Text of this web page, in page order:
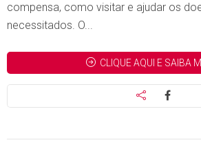
compensa, como visitar e ajudar os
necessitados. O...
CLIQUE AQUI E SAIBA